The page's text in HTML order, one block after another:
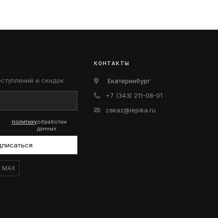
и скидок.
политикуобработки
данных
MAX
КОНТАКТЫ
Екатеринбург
+7 (343) 211-08-01
zakaz@lepika.ru